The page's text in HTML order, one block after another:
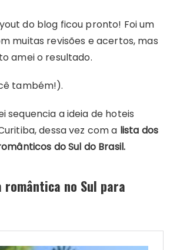
do blog ficou pronto! Foi um
muitas revisões e acertos, mas
amei o resultado.
também!).
sequencia a ideia de hoteis
dessa vez com a lista dos
do Sul do Brasil.
romântica no Sul para